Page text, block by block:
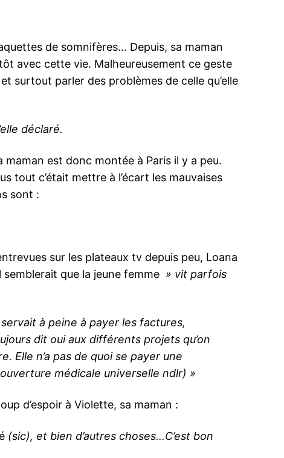
de somnifères… Depuis, sa maman
avec cette vie. Malheureusement ce geste
surtout parler des problèmes de celle qu’elle
déclaré.
est donc montée à Paris il y a peu.
tout c’était mettre à l’écart les mauvaises
sont :
sur les plateaux tv depuis peu, Loana
que la jeune femme » vit parfois
servait à peine à payer les factures,
dit oui aux différents projets qu’on
Elle n’a pas de quoi se payer une
médicale universelle ndlr) »
d’espoir à Violette, sa maman :
(sic), et bien d’autres choses…C’est bon